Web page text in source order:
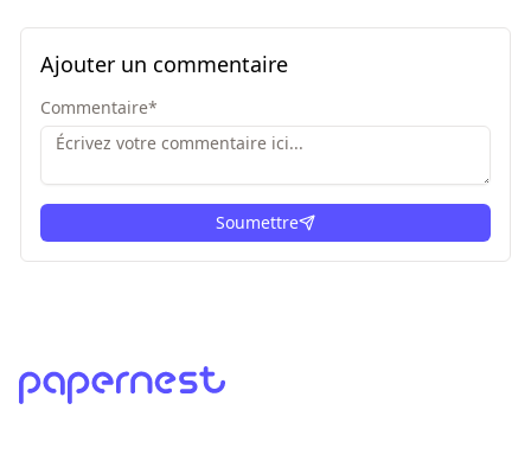
Ajouter un commentaire
Commentaire*
Soumettre